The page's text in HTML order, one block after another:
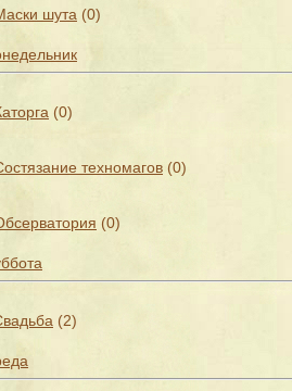
шута (0)
(0)
техномагов (0)
(0)
(2)